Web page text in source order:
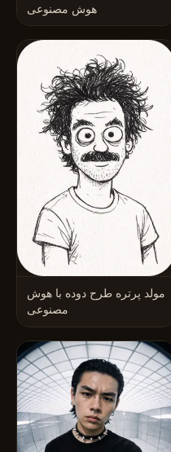
هوش مصنوعی
مولد پرتره طرح دوده با هوش
مصنوعی